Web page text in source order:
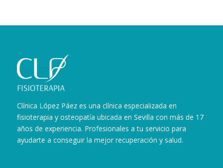
Clínica López Páez es una clínica especializada en
fisioterapia y osteopatía ubicada en Sevilla con más de 17
años de experiencia. Profesionales a tu servicio para
ayudarte a conseguir la mejor recuperación y salud.